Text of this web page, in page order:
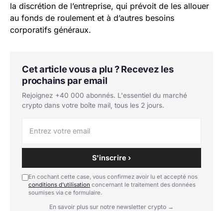
la discrétion de l’entreprise, qui prévoit de les allouer
au fonds de roulement et à d’autres besoins
corporatifs généraux.
Cet article vous a plu ? Recevez les
prochains par email
Rejoignez +40 000 abonnés. L'essentiel du marché
crypto dans votre boîte mail, tous les 2 jours.
S'inscrire ›
En cochant cette case, vous confirmez avoir lu et accepté nos
conditions d'utilisation concernant le traitement des données
soumises via ce formulaire.
En savoir plus sur notre newsletter crypto →